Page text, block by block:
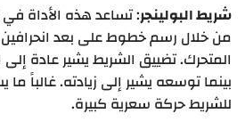
شريط البولينجر: تساعد هذه الأداة
من خلال رسم خطوط على بعد
المتحرك. تضييق الشريط يشير عادة
بينما توسعه يشير إلى زيادته. غالباً
للشريط حركة سعرية كبيرة.